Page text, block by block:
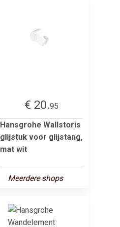
€ 20.95
Hansgrohe Wallstoris
glijstuk voor glijstang,
mat wit
Meerdere shops